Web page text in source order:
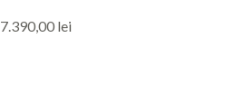
7.390,00 lei